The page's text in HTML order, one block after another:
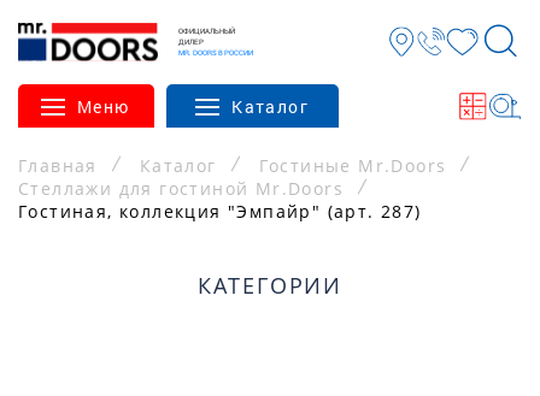
ОФИЦИАЛЬНЫЙ
ДИЛЕР
MR. DOORS В РОССИИ
Меню Каталог
Главная Каталог
Гостиные Mr.Doors
Стеллажи для гостиной Mr.Doors
Гостиная, коллекция "Эмпайр" (арт. 287)
КАТЕГОРИИ